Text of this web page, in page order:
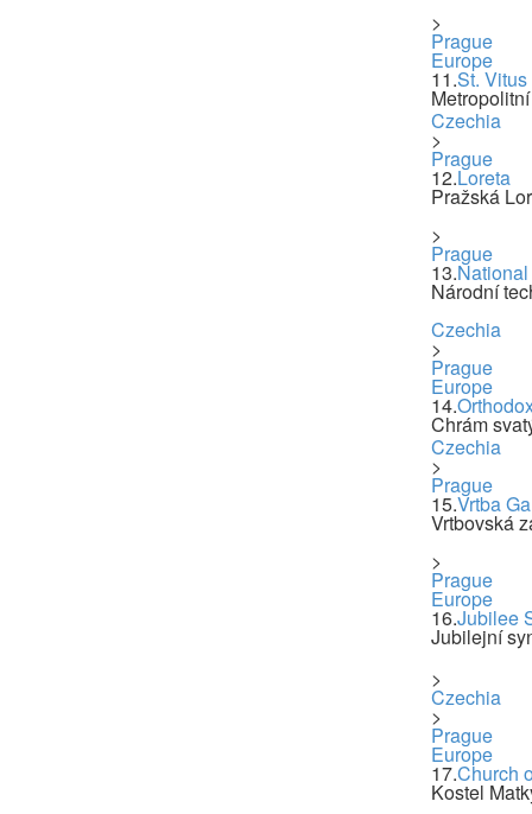
>
Prague
11.St.
Europe
Czechia
>
Prague
12.Loreta
Pražská
>
Prague
13.
Národní
Czechia
>
Prague
14.
Chrám
Europe
Czechia
>
Prague
15.Vrtba
Vrtbovská
>
Prague
16.Jubilee
Jubilejní
Europe
>
Czechia
>
Prague
17.Church
Kostel
Europe